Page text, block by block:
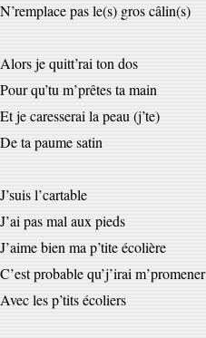
N’remplace pas le(s) gros câlin(s)
Alors je quitt’rai ton dos
Pour qu’tu m’prêtes ta main
Et je caresserai la peau (j’te)
De ta paume satin
J’suis l’cartable
J’ai pas mal aux pieds
J’aime bien ma p’tite écolière
C’est probable qu’j’irai m’promener
Avec les p’tits écoliers